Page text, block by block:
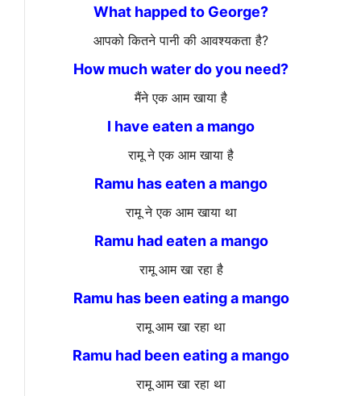
What happed to George?
आपको कितने पानी की आवश्यकता है?
How much water do you need?
मैंने एक आम खाया है
I have eaten a mango
रामू ने एक आम खाया है
Ramu has eaten a mango
रामू ने एक आम खाया था
Ramu had eaten a mango
रामू आम खा रहा है
Ramu has been eating a mango
रामू आम खा रहा था
Ramu had been eating a mango
रामू आम खा रहा था